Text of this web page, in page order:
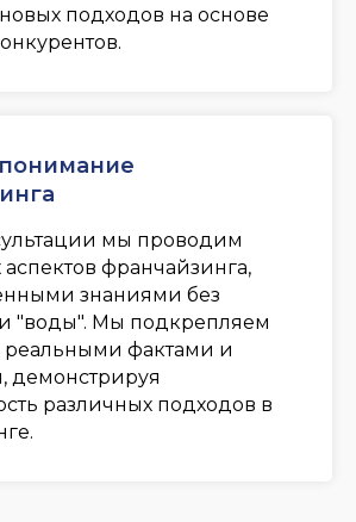
подходов на основе
мы проводим
аспектов франчайзинга,
знаниями без
"воды". Мы подкрепляем
реальными фактами и
демонстрируя
различных подходов в